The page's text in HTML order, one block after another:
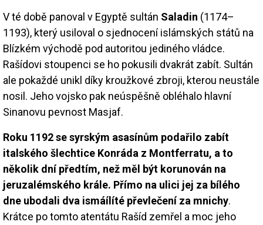
V té době panoval v Egyptě sultán Saladin (1174–
1193), který usiloval o sjednocení islámských států na
Blízkém východě pod autoritou jediného vládce.
Rašídovi stoupenci se ho pokusili dvakrát zabít. Sultán
ale pokaždé unikl díky kroužkové zbroji, kterou neustále
nosil. Jeho vojsko pak neúspěšně obléhalo hlavní
Sinanovu pevnost Masjaf.
Roku 1192 se syrským asasínům podařilo zabít
italského šlechtice Konráda z Montferratu, a to
několik dní předtím, než měl být korunován na
jeruzalémského krále. Přímo na ulici jej za bílého
dne ubodali dva ismáílíté převlečení za mnichy.
Krátce po tomto atentátu Rašíd zemřel a moc jeho